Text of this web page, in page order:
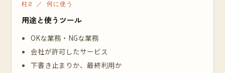
柱2 ／ 何に使う
用途と使うツール
OKな業務・NGな業務
会社が許可したサービス
下書き止まりか、最終利用か